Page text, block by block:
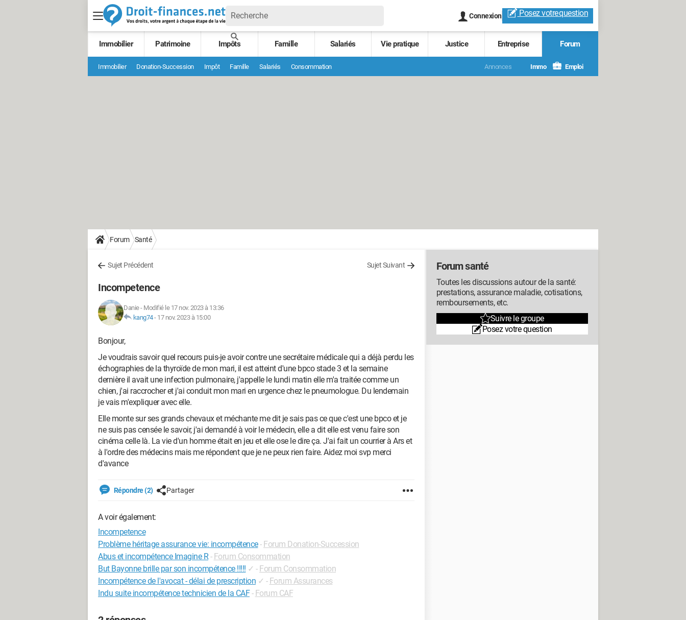
Connexion Posez votrequestion
Immobilier Patrimoine Impôts Famille Salariés Vie pratique Justice Entreprise Forum
Immobilier Donation-Succession Impôt Famille Salariés Consommation Annonces Immo Emploi
Forum Santé
Sujet Précédent Sujet Suivant
Incompetence
Danie- Modifié le 17 nov. 2023 à 13:36
kang74- 17 nov. 2023 à 15:00
Bonjour,
Je voudrais savoir quel recours puis-je avoir contre une secrétaire médicale qui a déjà perdu les
échographies de la thyroïde de mon mari, il est atteint d'une bpco stade 3 et la semaine
dernière il avait une infection pulmonaire, j'appelle le lundi matin elle m'a traitée comme un
chien, j'ai raccrocher et j'ai conduit mon mari en urgence chez le pneumologue. Du lendemain
je vais m'expliquer avec elle.
Elle monte sur ses grands chevaux et méchante me dit je sais pas ce que c'est une bpco et je
ne suis pas censée le savoir, j'ai demandé à voir le médecin, elle a dit elle est venu faire son
cinéma celle là. La vie d'un homme était en jeu et elle ose le dire ça. J'ai fait un courrier à Ars et
à l'ordre des médecins mais me répondent que je ne peux rien faire. Aidez moi svp merci
d'avance
Répondre (2) Partager
A voir également:
Incompetence
Problème héritage assurance vie: incompétence- Forum Donation-Succession
Abus et incompétence Imagine R - Forum Consommation
But Bayonne brille par son incompétence !!!!! ✓ - Forum Consommation
Incompétence de l'avocat - délai de prescription ✓ - Forum Assurances
Indu suite incompétence technicien de la CAF - Forum CAF
Forum santé
Toutes les discussions autour de la santé:
prestations, assurance maladie, cotisations,
remboursements, etc.
Suivre le groupe
Posez votre question